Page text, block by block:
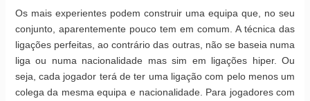
Os mais experientes podem construir uma equipa que, no seu
conjunto, aparentemente pouco tem em comum. A técnica das
ligações perfeitas, ao contrário das outras, não se baseia numa
liga ou numa nacionalidade mas sim em ligações hiper. Ou
seja, cada jogador terá de ter uma ligação com pelo menos um
colega da mesma equipa e nacionalidade. Para jogadores com